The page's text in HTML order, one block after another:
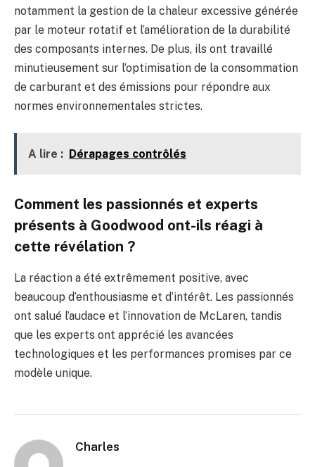
notamment la gestion de la chaleur excessive générée
par le moteur rotatif et l’amélioration de la durabilité
des composants internes. De plus, ils ont travaillé
minutieusement sur l’optimisation de la consommation
de carburant et des émissions pour répondre aux
normes environnementales strictes.
A lire : Dérapages contrôlés
Comment les passionnés et experts
présents à Goodwood ont-ils réagi à
cette révélation ?
La réaction a été extrêmement positive, avec
beaucoup d’enthousiasme et d’intérêt. Les passionnés
ont salué l’audace et l’innovation de McLaren, tandis
que les experts ont apprécié les avancées
technologiques et les performances promises par ce
modèle unique.
Charles